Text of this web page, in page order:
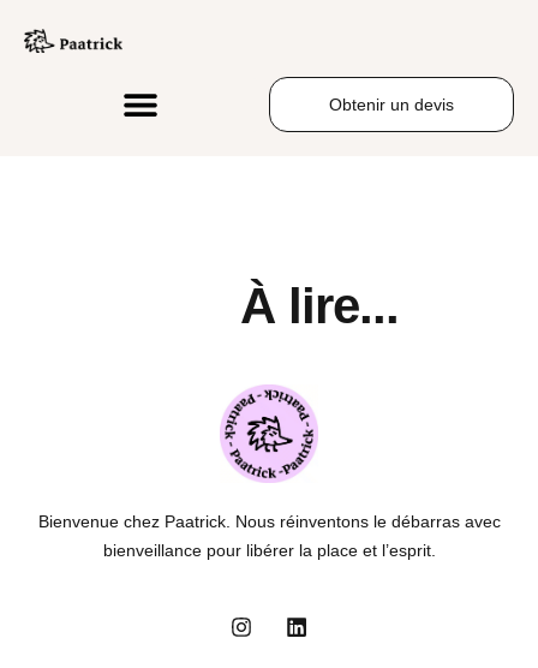
Obtenir un devis
À lire...
Bienvenue chez Paatrick. Nous réinventons le débarras avec
bienveillance pour libérer la place et l’esprit.